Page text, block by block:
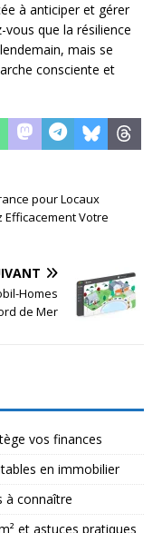
à anticiper et gérer
vous que la résilience
mais se
consciente et
pour Locaux
Votre
Homes
de Mer
vos finances
en immobilier
à connaître
et astuces pratiques